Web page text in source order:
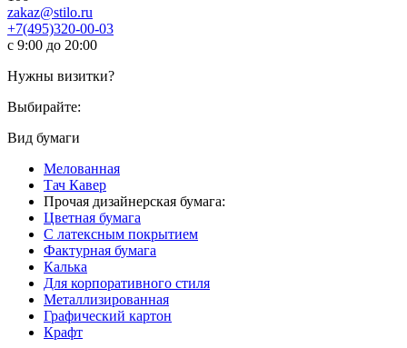
zakaz@stilo.ru
+7(495)320-00-03
с 9:00 до 20:00
Нужны визитки?
Выбирайте:
Вид бумаги
Мелованная
Тач Кавер
Прочая дизайнерская бумага:
Цветная бумага
С латексным покрытием
Фактурная бумага
Калька
Для корпоративного стиля
Металлизированная
Графический картон
Крафт